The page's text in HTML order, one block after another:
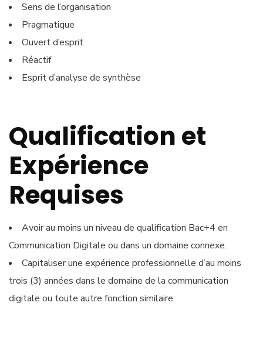
Sens de l’organisation
Pragmatique
Ouvert d’esprit
Réactif
Esprit d’analyse de synthèse
Qualification et
Expérience
Requises
Avoir au moins un niveau de qualification Bac+4 en
Communication Digitale ou dans un domaine connexe.
Capitaliser une expérience professionnelle d’au moins
trois (3) années dans le domaine de la communication
digitale ou toute autre fonction similaire.